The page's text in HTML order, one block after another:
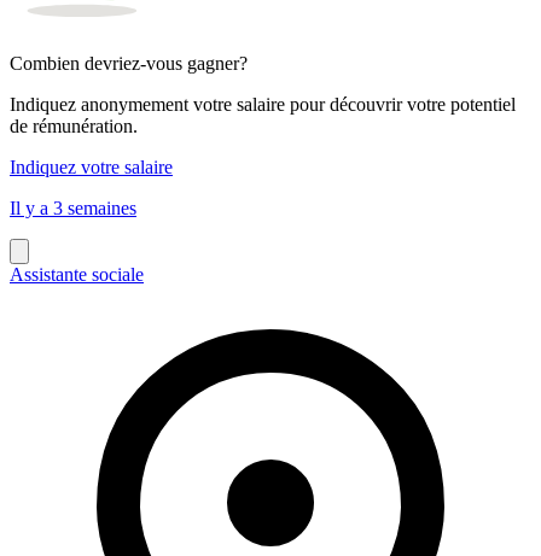
Combien devriez-vous gagner?
Indiquez anonymement votre salaire pour découvrir votre potentiel
de rémunération.
Indiquez votre salaire
Il y a 3 semaines
Assistante sociale